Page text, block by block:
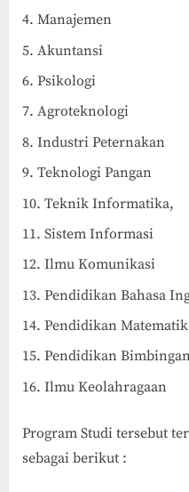
Manajemen
Akuntansi
Psikologi
Agroteknologi
Industri Peternakan
Teknologi Pangan
Teknik Informatika,
Sistem Informasi
Ilmu Komunikasi
Pendidikan Bahasa
Pendidikan
Pendidikan
Ilmu Keolahragaan
Program Studi tersebut
sebagai berikut :